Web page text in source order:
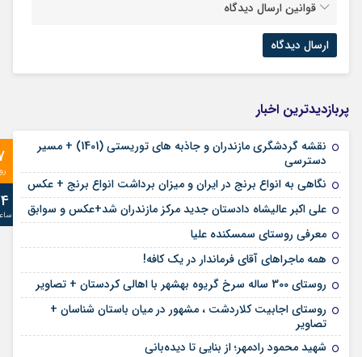
قوانین ارسال دیدگاه
پربازدیدترین اخبار
نقشه گردشگری مازندران و جاذبه های توریستی (1401) + مسیر
دسترسی
نگاهی به انواع برنج در ایران و میزان برداشت انواع برنج + عکس
علی‌ اکبر عالیشاه دادستان جدید مرکز مازندران شد+عکس و سوابق
معرفی روستای سمسکنده علیا
همه ماجراهای آقای فرماندار در یک کافه!
روستای 300 ساله سرخ ‌گریوه بهشهر با اهالی کردستان + تصاویر
روستای اجابیت کلاردشت ، مشهور در میان باستان شناسان +
تصاویر
شهید محمود رادمهر؛ از بنایی تا دیده‌بانی